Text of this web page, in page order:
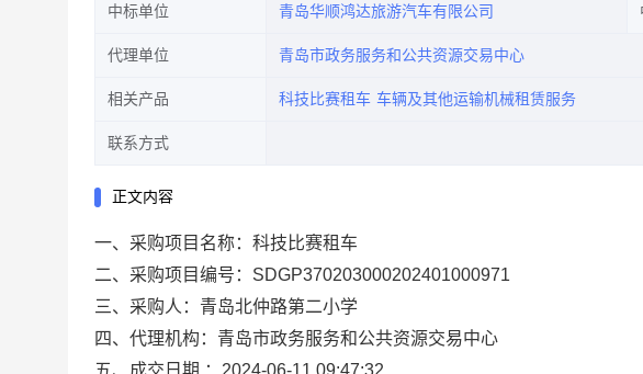
中标单位 青岛华顺鸿达旅游汽车有限公司
代理单位 青岛市政务服务和公共资源交易中心
相关产品 科技比赛租车 车辆及其他运输机械租赁服务
联系方式
正文内容
一、采购项目名称：科技比赛租车
二、采购项目编号：SDGP370203000202401000971
三、采购人：青岛北仲路第二小学
四、代理机构：青岛市政务服务和公共资源交易中心
五、成交日期 ：2024-06-11 09:47:32